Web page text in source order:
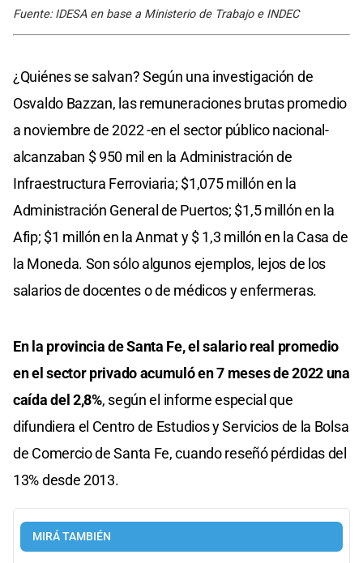
Fuente: IDESA en base a Ministerio de Trabajo e INDEC
¿Quiénes se salvan? Según una investigación de
Osvaldo Bazzan, las remuneraciones brutas promedio
a noviembre de 2022 -en el sector público nacional-
alcanzaban $ 950 mil en la Administración de
Infraestructura Ferroviaria; $1,075 millón en la
Administración General de Puertos; $1,5 millón en la
Afip; $1 millón en la Anmat y $ 1,3 millón en la Casa de
la Moneda. Son sólo algunos ejemplos, lejos de los
salarios de docentes o de médicos y enfermeras.
En la provincia de Santa Fe, el salario real promedio
en el sector privado acumuló en 7 meses de 2022 una
caída del 2,8%, según el informe especial que
difundiera el Centro de Estudios y Servicios de la Bolsa
de Comercio de Santa Fe, cuando reseñó pérdidas del
13% desde 2013.
MIRÁ TAMBIÉN